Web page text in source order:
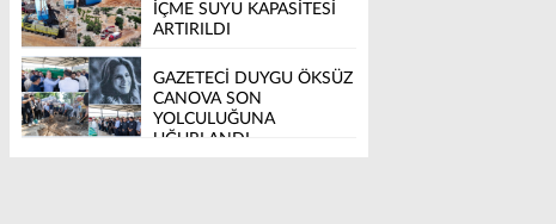
İÇME SUYU KAPASİTESİ
ARTIRILDI
GAZETECİ DUYGU ÖKSÜZ
CANOVA SON
YOLCULUĞUNA
UĞURLANDI